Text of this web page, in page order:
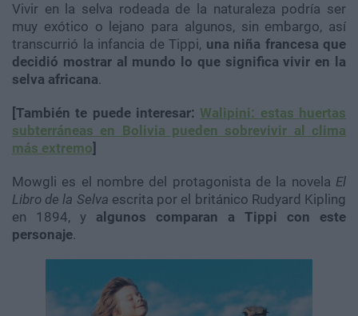
Vivir en la selva rodeada de la naturaleza podría ser
muy exótico o lejano para algunos, sin embargo, así
transcurrió la infancia de Tippi, una niña francesa que
decidió mostrar al mundo lo que significa vivir en la
selva africana.
[También te puede interesar: Walipini: estas huertas
subterráneas en Bolivia pueden sobrevivir al clima
más extremo]
Mowgli es el nombre del protagonista de la novela El
Libro de la Selva escrita por el británico Rudyard Kipling
en 1894, y algunos comparan a Tippi con este
personaje.